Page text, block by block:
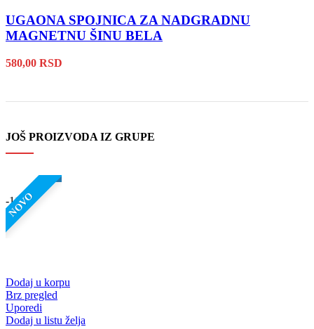
UGAONA SPOJNICA ZA NADGRADNU
MAGNETNU ŠINU BELA
580,00 RSD
JOŠ PROIZVODA IZ GRUPE
-11%
Dodaj u korpu
Brz pregled
Uporedi
Dodaj u listu želja
NOVO